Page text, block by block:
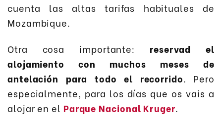
cuenta las altas tarifas habituales de
Mozambique.
Otra cosa importante: reservad el
alojamiento con muchos meses de
antelación para todo el recorrido. Pero
especialmente, para los días que os vais a
alojar en el Parque Nacional Kruger.